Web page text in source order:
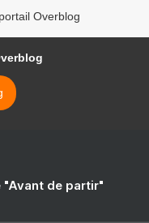
Overblog
"Avant de partir"